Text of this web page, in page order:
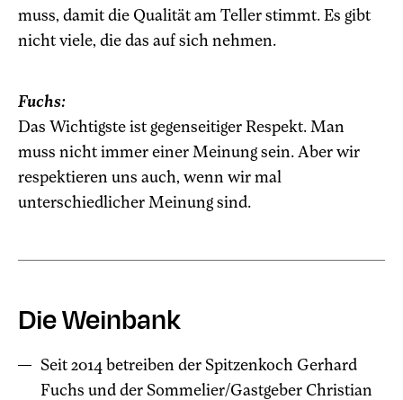
muss, damit die Qualität am Teller stimmt. Es gibt
nicht viele, die das auf sich nehmen.
Fuchs:
Das Wichtigste ist gegenseitiger Respekt. Man
muss nicht immer einer Meinung sein. Aber wir
respektieren uns auch, wenn wir mal
unterschiedlicher Meinung sind.
Die Weinbank
Seit 2014 betreiben der Spitzenkoch Gerhard
Fuchs und der Sommelier/Gastgeber Christian